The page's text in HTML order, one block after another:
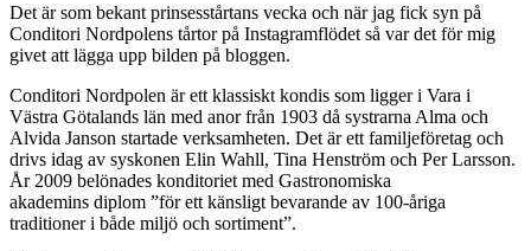
Det är som bekant prinsesstårtans vecka och när jag fick syn på
Conditori Nordpolens tårtor på Instagramflödet så var det för mig
givet att lägga upp bilden på bloggen.
Conditori Nordpolen är ett klassiskt kondis som ligger i Vara i
Västra Götalands län med anor från 1903 då systrarna Alma och
Alvida Janson startade verksamheten. Det är ett familjeföretag och
drivs idag av syskonen Elin Wahll, Tina Henström och Per Larsson.
År 2009 belönades konditoriet med Gastronomiska
akademins diplom ”för ett känsligt bevarande av 100-åriga
traditioner i både miljö och sortiment”.